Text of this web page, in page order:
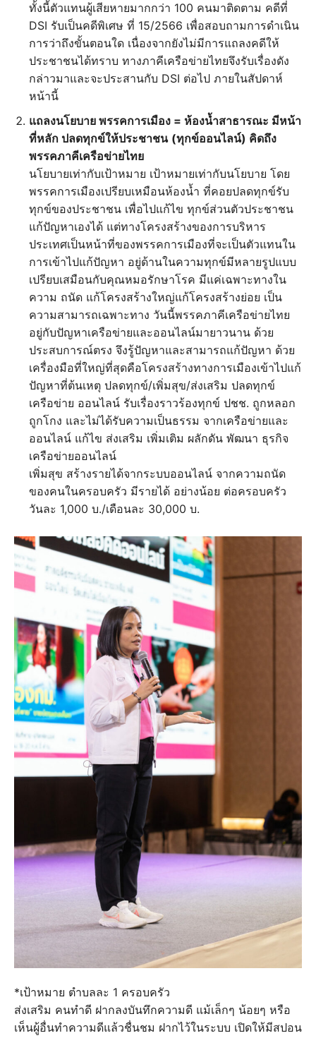
ทั้งนี้ตัวแทนผู้เสียหายมากกว่า 100 คนมาติดตาม คดีที่
DSI รับเป็นคดีพิเศษ ที่ 15/2566 เพื่อสอบถามการดำเนิน
การว่าถึงขั้นตอนใด เนื่องจากยังไม่มีการแถลงคดีให้
ประชาชนได้ทราบ ทางภาคีเครือข่ายไทยจึงรับเรื่องดัง
กล่าวมาและจะประสานกับ DSI ต่อไป ภายในสัปดาห์
หน้านี้
แถลงนโยบาย พรรคการเมือง = ห้องน้ำสาธารณะ มีหน้า
ที่หลัก ปลดทุกข์ให้ประชาชน (ทุกข์ออนไลน์) คิดถึง
พรรคภาคีเครือข่ายไทย
นโยบายเท่ากับเป้าหมาย เป้าหมายเท่ากับนโยบาย โดย
พรรคการเมืองเปรียบเหมือนห้องน้ำ ที่คอยปลดทุกข์รับ
ทุกข์ของประชาชน เพื่อไปแก้ไข ทุกข์ส่วนตัวประชาชน
แก้ปัญหาเองได้ แต่ทางโครงสร้างของการบริหาร
ประเทศเป็นหน้าที่ของพรรคการเมืองที่จะเป็นตัวแทนใน
การเข้าไปแก้ปัญหา อยู่ด้านในความทุกข์มีหลายรูปแบบ
เปรียบเสมือนกับคุณหมอรักษาโรค มีแค่เฉพาะทางใน
ความ ถนัด แก้โครงสร้างใหญ่แก้โครงสร้างย่อย เป็น
ความสามารถเฉพาะทาง วันนี้พรรคภาคีเครือข่ายไทย
อยู่กับปัญหาเครือข่ายและออนไลน์มายาวนาน ด้วย
ประสบการณ์ตรง จึงรู้ปัญหาและสามารถแก้ปัญหา ด้วย
เครื่องมือที่ใหญ่ที่สุดคือโครงสร้างทางการเมืองเข้าไปแก้
ปัญหาที่ต้นเหตุ ปลดทุกข์/เพิ่มสุข/ส่งเสริม ปลดทุกข์
เครือข่าย ออนไลน์ รับเรื่องราวร้องทุกข์ ปชช. ถูกหลอก
ถูกโกง และไม่ได้รับความเป็นธรรม จากเครือข่ายและ
ออนไลน์ แก้ไข ส่งเสริม เพิ่มเติม ผลักดัน พัฒนา ธุรกิจ
เครือข่ายออนไลน์
เพิ่มสุข สร้างรายได้จากระบบออนไลน์ จากความถนัด
ของคนในครอบครัว มีรายได้ อย่างน้อย ต่อครอบครัว
วันละ 1,000 บ./เดือนละ 30,000 บ.
*เป้าหมาย ตำบลละ 1 ครอบครัว
ส่งเสริม คนทำดี ฝากลงบันทึกความดี แม้เล็กๆ น้อยๆ หรือ
เห็นผู้อื่นทำความดีแล้วชื่นชม ฝากไว้ในระบบ เปิดให้มีสปอน